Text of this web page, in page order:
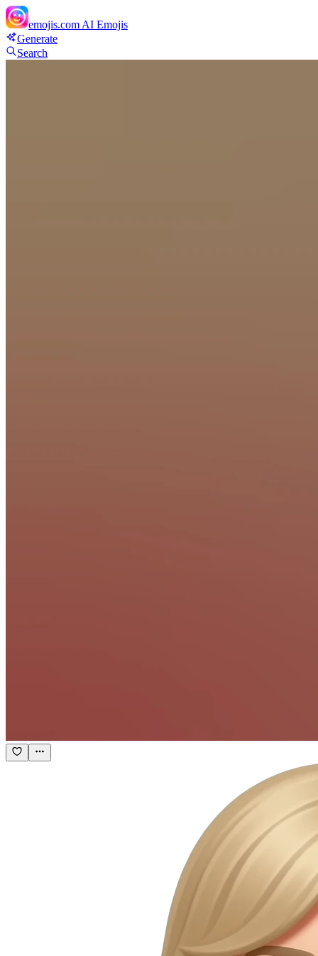
emojis.com AI Emojis
Generate
Search